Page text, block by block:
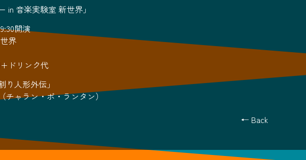
in 音楽実験室 新世界」
開演
界
+ドリンク代
り人形外伝」
チャラン・ポ・ランタン）
← Back